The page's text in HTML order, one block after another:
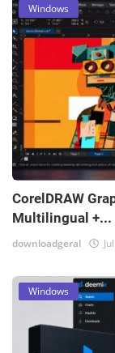
Windows
CorelDRAW
Multilingual +...
downloadgeral
Windows